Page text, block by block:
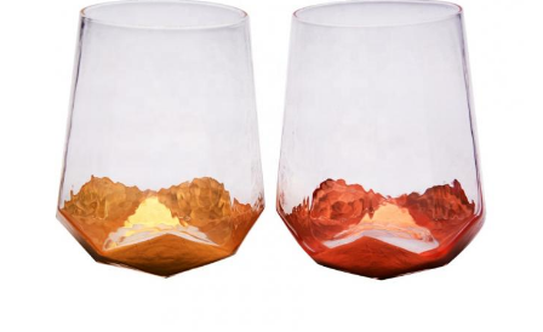
controle de qualidade. Nós fornecemos vidro de alta
qualidade com um preço orçamental.Gostaríamos de
cooperar com os nossos amigos e parceiros de
negócios de todo o mundo.